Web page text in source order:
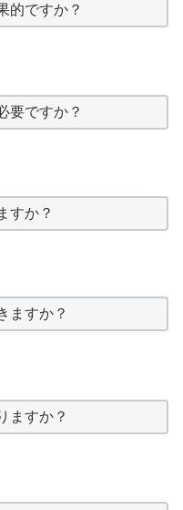
的ですか？
要ですか？
すか？
ますか？
ますか？